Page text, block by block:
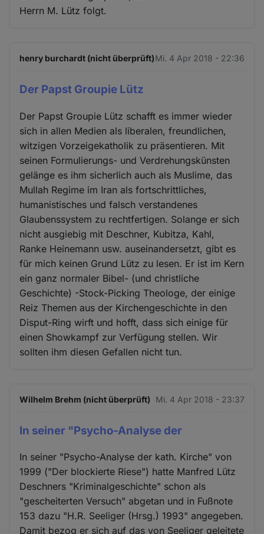
Herrn M. Lütz folgt.
henry burchardt (nicht überprüft)Mi. 4 Apr 2018 - 22:36
Der Papst Groupie Lütz
Der Papst Groupie Lütz schafft es immer wieder
sich in allen Medien als liberalen, freundlichen,
witzigen Vorzeigekatholik zu präsentieren. Mit
seinen Formulierungs- und Verdrehungskünsten
gelänge es ihm sicherlich auch als Muslime, das
Mullah Regime im Iran als fortschrittliches,
humanistisches und falsch verstandenes
Glaubenssystem zu rechtfertigen. Solange er sich
nicht ausgiebig mit Deschner, Kubitza, Kahl,
Ranke Heinemann usw. auseinandersetzt, gibt es
für mich keinen Grund Lütz zu lesen. Er ist im Kern
ein ganz normaler Bibel- (und christliche
Geschichte) -Stock-Picking Theologe, der einige
Reiz Themen aus der Kirchengeschichte in den
Disput-Ring wirft und hofft, dass sich einige für
einen Showkampf zur Verfügung stellen. Wir
sollten ihm diesen Gefallen nicht tun.
Wilhelm Brehm (nicht überprüft) Mi. 4 Apr 2018 - 23:37
In seiner "Psycho-Analyse der
In seiner "Psycho-Analyse der kath. Kirche" von
1999 ("Der blockierte Riese") hatte Manfred Lütz
Deschners "Kriminalgeschichte" schon als
"gescheiterten Versuch" abgetan und in Fußnote
153 dazu "H.R. Seeliger (Hrsg.) 1993" angegeben.
Damit bezog er sich auf das von Seeliger geleitete